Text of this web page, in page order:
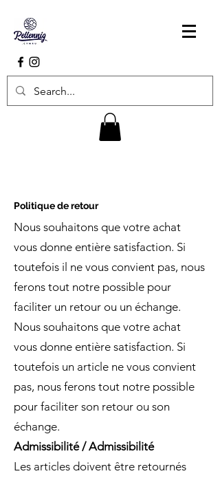
Politique de retour
Nous souhaitons que votre achat
vous donne entière satisfaction. Si
toutefois il ne vous convient pas, nous
ferons tout notre possible pour
faciliter un retour ou un échange.
Nous souhaitons que votre achat
vous donne entière satisfaction. Si
toutefois un article ne vous convient
pas, nous ferons tout notre possible
pour faciliter son retour ou son
échange.
Admissibilité / Admissibilité
Les articles doivent être retournés